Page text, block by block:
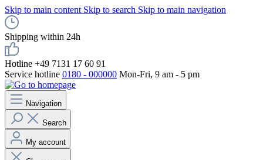
Skip to main content Skip to search Skip to main navigation
Shipping within 24h
Hotline +49 7131 17 60 91
Service hotline 0180 - 000000 Mon-Fri, 9 am - 5 pm
Navigation
Search
My account